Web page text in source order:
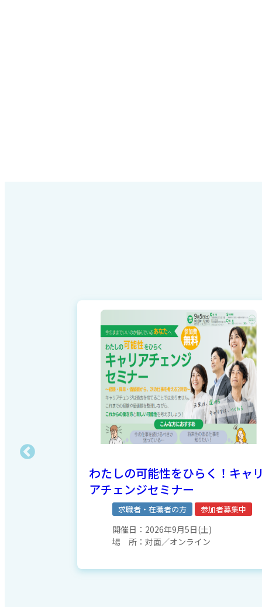
わたしの可能性をひらく！キャ
アチェンジセミナー
求職者・在職者の方 参加者募集中
開催日： 2026年9月5日(土)
場 所： 対面／オンライン